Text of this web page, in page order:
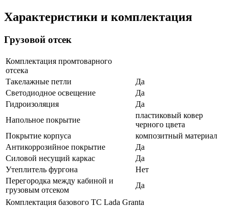
Характеристики и комплектация
Грузовой отсек
Комплектация промтоварного
отсека
Такелажные петли
Да
Светодиодное освещение
Да
Гидроизоляция
Да
Напольное покрытие
пластиковый ковер
черного цвета
Покрытие корпуса
композитный материал
Антикоррозийное покрытие
Да
Силовой несущий каркас
Да
Утеплитель фургона
Нет
Перегородка между кабиной и
грузовым отсеком
Да
Комплектация базового ТС Lada Granta